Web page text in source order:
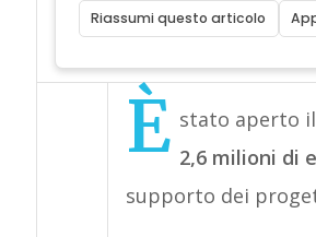
Riassumi questo articolo
È stato aperto
2,6 milioni di
supporto dei